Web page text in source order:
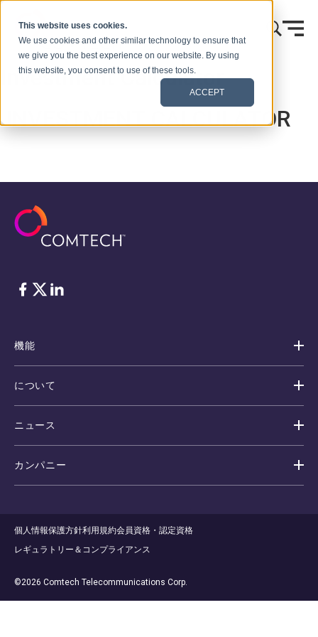
This website uses cookies.
We use cookies and other similar technology to ensure that
we give you the best experience on our website. By using
this website, you consent to use of these tools.
ACCEPT
Investment Calculator
INVESTMENT CALCULATOR
フェイスブック Twitter
リンクトイン
機能
について
ニュース
カンパニー
個人情報保護方針利用規約会員資格・認定資格
レギュラトリー＆コンプライアンス
©2026 Comtech Telecommunications Corp.